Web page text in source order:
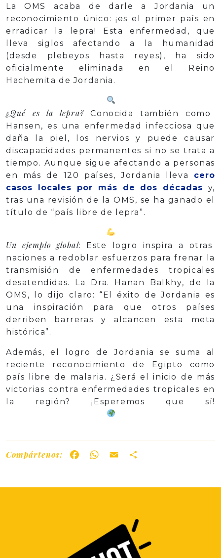
La OMS acaba de darle a Jordania un
reconocimiento único: ¡es el primer país en
erradicar la lepra! Esta enfermedad, que
lleva siglos afectando a la humanidad
(desde plebeyos hasta reyes), ha sido
oficialmente eliminada en el Reino
Hachemita de Jordania.
¿Qué es la lepra?Conocida también como
Hansen, es una enfermedad infecciosa que
daña la piel, los nervios y puede causar
discapacidades permanentes si no se trata a
tiempo. Aunque sigue afectando a personas
en más de 120 países, Jordania lleva cero
casos locales por más de dos décadas y,
tras una revisión de la OMS, se ha ganado el
título de “país libre de lepra”.
Un ejemplo global: Este logro inspira a otras
naciones a redoblar esfuerzos para frenar la
transmisión de enfermedades tropicales
desatendidas. La Dra. Hanan Balkhy, de la
OMS, lo dijo claro: “El éxito de Jordania es
una inspiración para que otros países
derriben barreras y alcancen esta meta
histórica”.
Además, el logro de Jordania se suma al
reciente reconocimiento de Egipto como
país libre de malaria. ¿Será el inicio de más
victorias contra enfermedades tropicales en
la región? ¡Esperemos que sí!
Compártenos: FacebookWhatsApp
Email